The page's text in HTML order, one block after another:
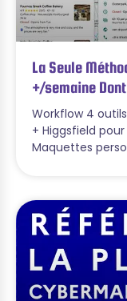
La Seule
+/semaine
Workflow 4
+ Higgsfield
Maquettes